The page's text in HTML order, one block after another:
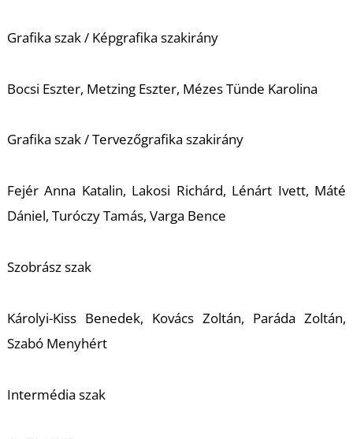
Grafika szak / Képgrafika szakirány
Bocsi Eszter, Metzing Eszter, Mézes Tünde Karolina
Grafika szak / Tervezőgrafika szakirány
Fejér Anna Katalin, Lakosi Richárd, Lénárt Ivett, Máté
Dániel, Turóczy Tamás, Varga Bence
Szobrász szak
Károlyi-Kiss Benedek, Kovács Zoltán, Paráda Zoltán,
Szabó Menyhért
Intermédia szak